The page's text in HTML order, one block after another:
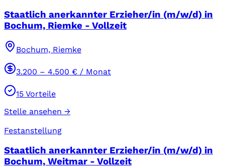
Staatlich anerkannter Erzieher/in (m/w/d) in
Bochum, Riemke - Vollzeit
Bochum, Riemke
3.200 – 4.500 € / Monat
15 Vorteile
Stelle ansehen →
Festanstellung
Staatlich anerkannter Erzieher/in (m/w/d) in
Bochum, Weitmar - Vollzeit